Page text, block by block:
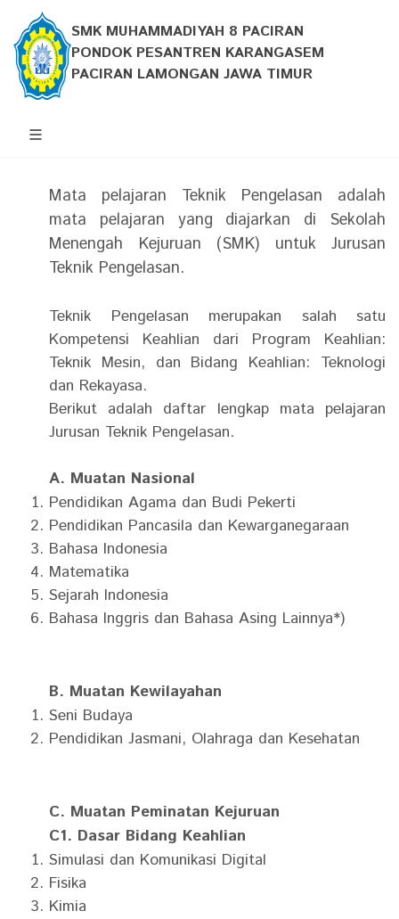
SMK MUHAMMADIYAH 8 PACIRAN
PONDOK PESANTREN KARANGASEM
PACIRAN LAMONGAN JAWA TIMUR
Mata pelajaran Teknik Pengelasan adalah
mata pelajaran yang diajarkan di Sekolah
Menengah Kejuruan (SMK) untuk Jurusan
Teknik Pengelasan.
Teknik Pengelasan merupakan salah satu
Kompetensi Keahlian dari Program Keahlian:
Teknik Mesin, dan Bidang Keahlian: Teknologi
dan Rekayasa.
Berikut adalah daftar lengkap mata pelajaran
Jurusan Teknik Pengelasan.
A. Muatan Nasional
Pendidikan Agama dan Budi Pekerti
Pendidikan Pancasila dan Kewarganegaraan
Bahasa Indonesia
Matematika
Sejarah Indonesia
Bahasa Inggris dan Bahasa Asing Lainnya*)
B. Muatan Kewilayahan
Seni Budaya
Pendidikan Jasmani, Olahraga dan Kesehatan
C. Muatan Peminatan Kejuruan
C1. Dasar Bidang Keahlian
Simulasi dan Komunikasi Digital
Fisika
Kimia